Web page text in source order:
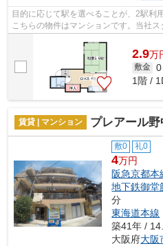
目的に応じて駅を選べることが、2駅利
こちらの物件はマンションです。当社
2.9万
敷金 0
1階 /
賃貸 | マンション プレアール野
敷0 礼0
4万円
阪急京都本
地下鉄御堂
分
東海道本線
築41年 /
大阪府大阪